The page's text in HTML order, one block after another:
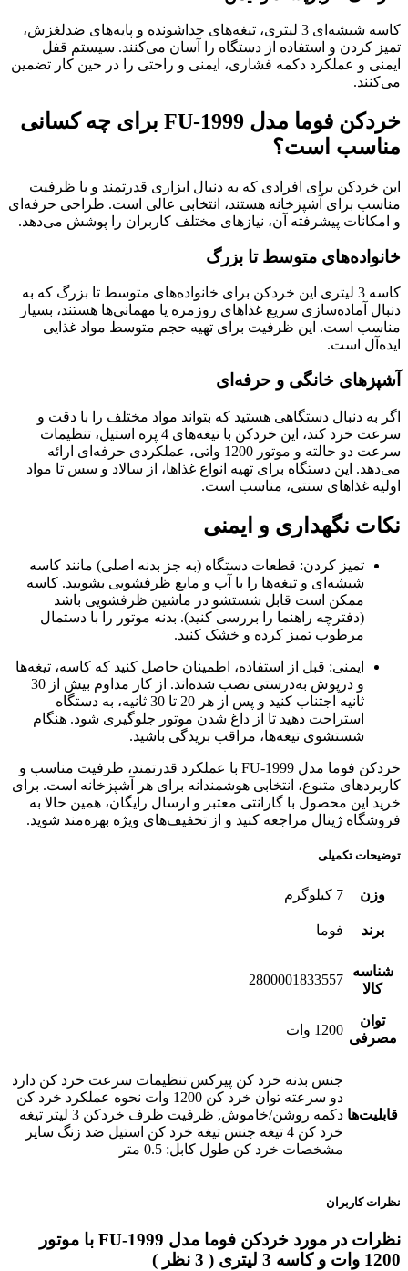
کاسه شیشه‌ای 3 لیتری، تیغه‌های جداشونده و پایه‌های ضدلغزش،
تمیز کردن و استفاده از دستگاه را آسان می‌کنند. سیستم قفل
ایمنی و عملکرد دکمه فشاری، ایمنی و راحتی را در حین کار تضمین
می‌کنند.
خردکن فوما مدل FU-1999 برای چه کسانی
مناسب است؟
این خردکن برای افرادی که به دنبال ابزاری قدرتمند و با ظرفیت
مناسب برای آشپزخانه هستند، انتخابی عالی است. طراحی حرفه‌ای
و امکانات پیشرفته آن، نیازهای مختلف کاربران را پوشش می‌دهد.
خانواده‌های متوسط تا بزرگ
کاسه 3 لیتری این خردکن برای خانواده‌های متوسط تا بزرگ که به
دنبال آماده‌سازی سریع غذاهای روزمره یا مهمانی‌ها هستند، بسیار
مناسب است. این ظرفیت برای تهیه حجم متوسط مواد غذایی
ایده‌آل است.
آشپزهای خانگی و حرفه‌ای
اگر به دنبال دستگاهی هستید که بتواند مواد مختلف را با دقت و
سرعت خرد کند، این خردکن با تیغه‌های 4 پره استیل، تنظیمات
سرعت دو حالته و موتور 1200 واتی، عملکردی حرفه‌ای ارائه
می‌دهد. این دستگاه برای تهیه انواع غذاها، از سالاد و سس تا مواد
اولیه غذاهای سنتی، مناسب است.
نکات نگهداری و ایمنی
تمیز کردن: قطعات دستگاه (به جز بدنه اصلی) مانند کاسه
شیشه‌ای و تیغه‌ها را با آب و مایع ظرفشویی بشویید. کاسه
ممکن است قابل شستشو در ماشین ظرفشویی باشد
(دفترچه راهنما را بررسی کنید). بدنه موتور را با دستمال
مرطوب تمیز کرده و خشک کنید.
ایمنی: قبل از استفاده، اطمینان حاصل کنید که کاسه، تیغه‌ها
و درپوش به‌درستی نصب شده‌اند. از کار مداوم بیش از 30
ثانیه اجتناب کنید و پس از هر 20 تا 30 ثانیه، به دستگاه
استراحت دهید تا از داغ شدن موتور جلوگیری شود. هنگام
شستشوی تیغه‌ها، مراقب بریدگی باشید.
خردکن فوما مدل FU-1999 با عملکرد قدرتمند، ظرفیت مناسب و
کاربردهای متنوع، انتخابی هوشمندانه برای هر آشپزخانه است. برای
خرید این محصول با گارانتی معتبر و ارسال رایگان، همین حالا به
فروشگاه ژینال مراجعه کنید و از تخفیف‌های ویژه بهره‌مند شوید.
توضیحات تکمیلی
وزن 7 کیلوگرم
برند فوما
شناسه
کالا
2800001833557
توان
مصرفی
1200 وات
قابلیت‌ها
جنس بدنه خرد کن پیرکس تنظیمات سرعت خرد کن دارد
دو سرعته توان خرد کن 1200 وات نحوه عملکرد خرد کن
دکمه روشن/خاموش, ظرفیت ظرف خردکن 3 لیتر تیغه
خرد کن 4 تیغه جنس تیغه خرد کن استیل ضد زنگ سایر
مشخصات خرد کن طول کابل: 0.5 متر
نظرات کاربران
نظرات در مورد خردکن فوما مدل FU-1999 با موتور
1200 وات و کاسه 3 لیتری ( 3 نظر )